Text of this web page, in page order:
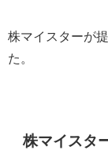
株マイスターが
た。
株マイスタ